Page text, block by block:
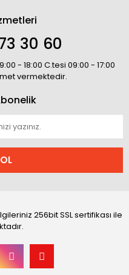
30 60
- 18:00 C.tesi 09:00 - 17:00
vermektedir.
256bit SSL sertifikası ile